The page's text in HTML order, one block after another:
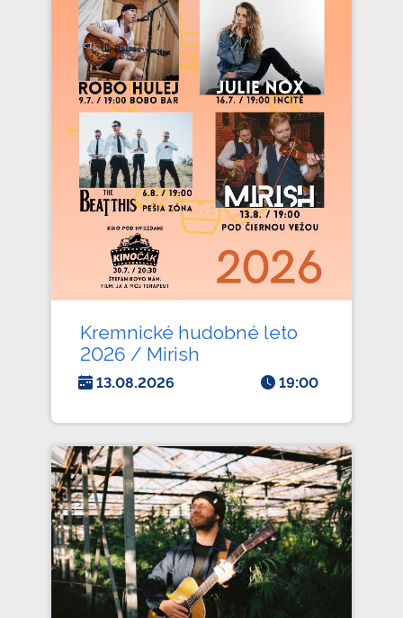
Kremnické hudobné leto
2026 / Mirish
13.08.2026 19:00